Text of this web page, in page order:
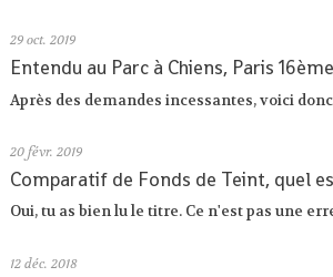
29 oct. 2019
Entendu au Parc à Chiens, Paris
Après des demandes incessantes, voici
20 févr. 2019
Comparatif de Fonds de Teint, quel
Oui, tu as bien lu le titre. Ce n'est pas une
12 déc. 2018